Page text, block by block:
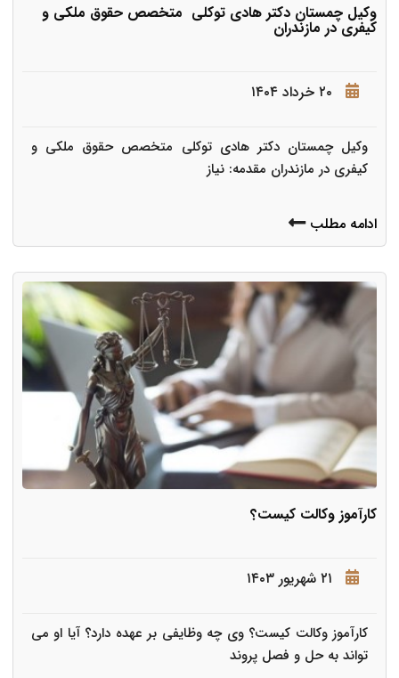
وکیل چمستان دکتر هادی توکلی متخصص حقوق ملکی و
کیفری در مازندران
۲۰ خرداد ۱۴۰۴
وکیل چمستان دکتر هادی توکلی متخصص حقوق ملکی و
کیفری در مازندران مقدمه: نیاز
ادامه مطلب
کارآموز وکالت کیست؟
۲۱ شهریور ۱۴۰۳
کارآموز وکالت کیست؟ وی چه وظایفی بر عهده دارد؟ آیا او می
تواند به حل و فصل پروند